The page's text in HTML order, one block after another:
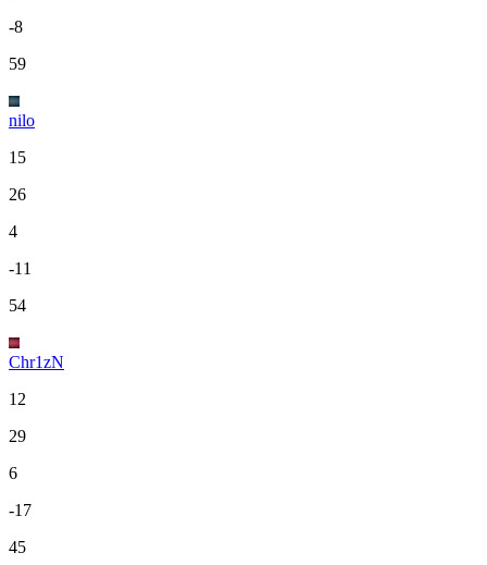
-8
59
nilo
15
26
4
-11
54
Chr1zN
12
29
6
-17
45